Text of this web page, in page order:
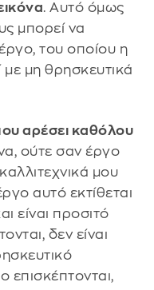
. Αυτό όμως
μπορεί να
του οποίου η
με μη θρησκευτικά
αρέσει καθόλου
ούτε σαν έργο
μου
αυτό εκτίθεται
είναι προσιτό
δεν είναι
επισκέπτονται,